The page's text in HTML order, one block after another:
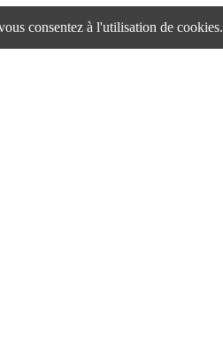
consentez à l'utilisation de cookies.